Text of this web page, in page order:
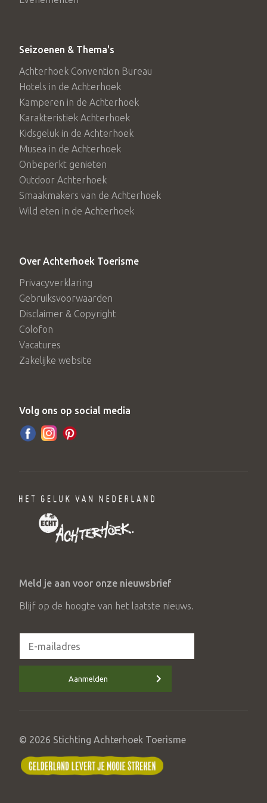
Seizoenen & Thema's
Achterhoek Convention Bureau
Hotels in de Achterhoek
Kamperen in de Achterhoek
Karakteristiek Achterhoek
Kidsgeluk in de Achterhoek
Musea in de Achterhoek
Onbeperkt genieten
Outdoor Achterhoek
Smaakmakers van de Achterhoek
Wild eten in de Achterhoek
Over Achterhoek Toerisme
Privacyverklaring
Gebruiksvoorwaarden
Disclaimer & Copyright
Colofon
Vacatures
Zakelijke website
Volg ons op social media
Meld je aan voor onze nieuwsbrief
Blijf op de hoogte van het laatste nieuws.
Aanmelden
© 2026 Stichting Achterhoek Toerisme